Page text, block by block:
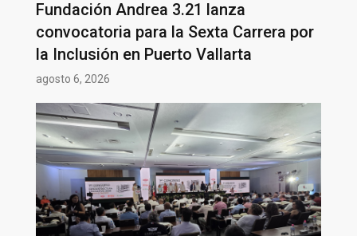
Fundación Andrea 3.21 lanza
convocatoria para la Sexta Carrera por
la Inclusión en Puerto Vallarta
agosto 6, 2026